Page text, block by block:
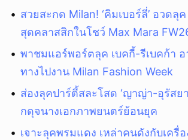
สวยสะกด Milan! ‘คิมเบอร์ลี่’ อวดลุ
สุดคลาสสิกในโชว์ Max Mara
พาชมแอร์พอร์ตลุค เบคกี้-รีเบคก้า อ
ทางไปงาน Milan Fashion Week
ส่องลุคปาร์ตี้สละโสด ‘ญาญ่า-อุรัสย
กดุจนางเอกภาพยนตร์ย้อนยุค
เจาะลุคพรมแดง เหล่าคนดังกับเครื่